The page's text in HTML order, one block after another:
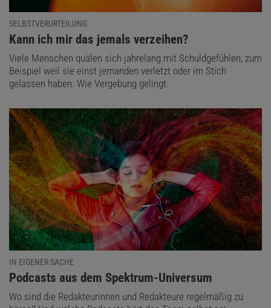
SELBSTVERURTEILUNG
:
Kann ich mir das jemals verzeihen?
Viele Menschen quälen sich jahrelang mit Schuldgefühlen, zum
Beispiel weil sie einst jemanden verletzt oder im Stich
gelassen haben. Wie Vergebung gelingt.
IN EIGENER SACHE
:
Podcasts aus dem Spektrum-Universum
Wo sind die Redakteurinnen und Redakteure regelmäßig zu